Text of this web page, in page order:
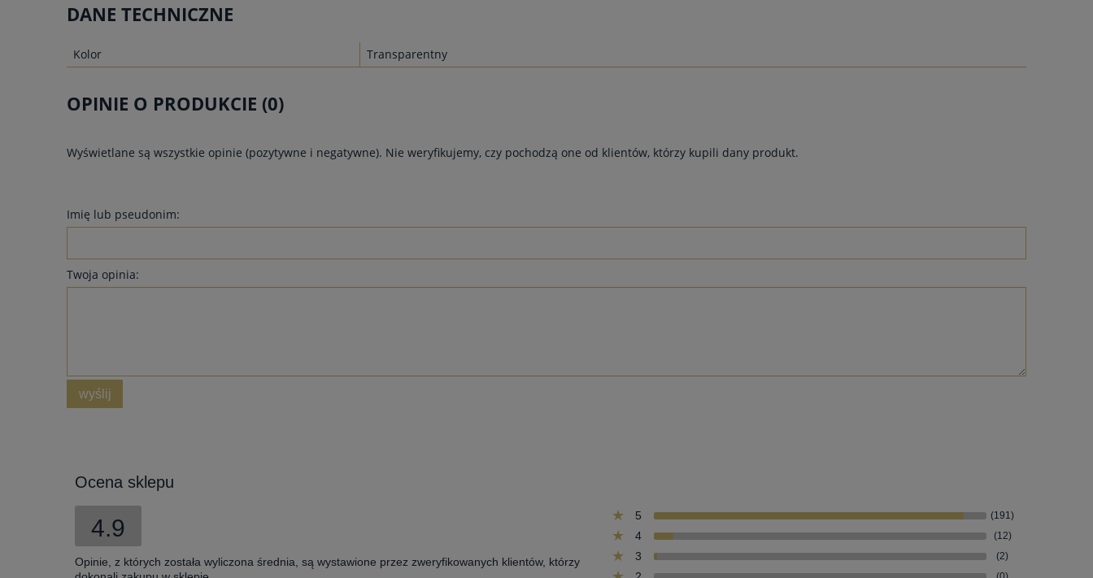
DANE TECHNICZNE
Kolor Transparentny
OPINIE O PRODUKCIE (0)
Wyświetlane są wszystkie opinie (pozytywne i negatywne). Nie weryfikujemy, czy pochodzą one od klientów, którzy kupili dany produkt.
Imię lub pseudonim:
Twoja opinia:
wyślij
Ocena sklepu
4.9
Opinie, z których została wyliczona średnia, są wystawione przez zweryfikowanych klientów, którzy
5 (191)
4 (12)
3 (2)